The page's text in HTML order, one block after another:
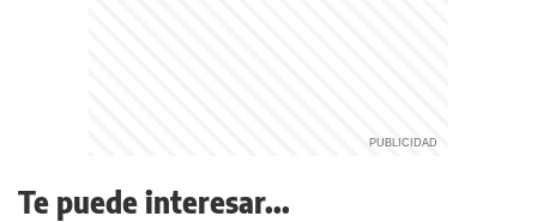
Te puede interesar...